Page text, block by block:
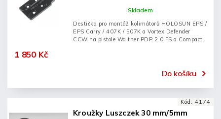
Skladem
1 850 Kč
Do košíku
Destička pro montáž kolimátorů HOLOSUN EPS /
EPS Carry / 407K / 507K a Vortex Defender
CCW na pistole Walther PDP 2.0 FS a Compact.
Kroužky Luszczek 30 mm/5mm
Kód: 4174